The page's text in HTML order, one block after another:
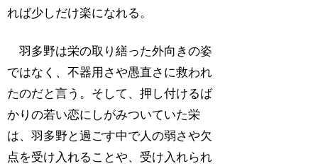
れば少しだけ楽になれる。
羽多野は栄の取り繕った外向きの姿
ではなく、不器用さや愚直さに救われ
たのだと言う。そして、押し付けるば
かりの若い恋にしがみついていた栄
は、羽多野と過ごす中で人の弱さや欠
点を受け入れることや、受け入れられ